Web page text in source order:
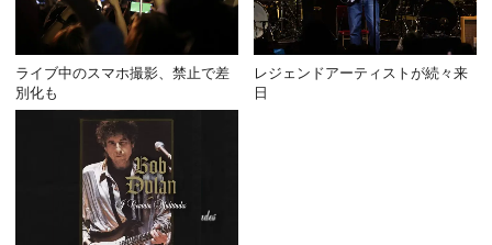
ライブ中のスマホ撮影、禁止で差
別化も
レジェンドアーティストが続々来
日